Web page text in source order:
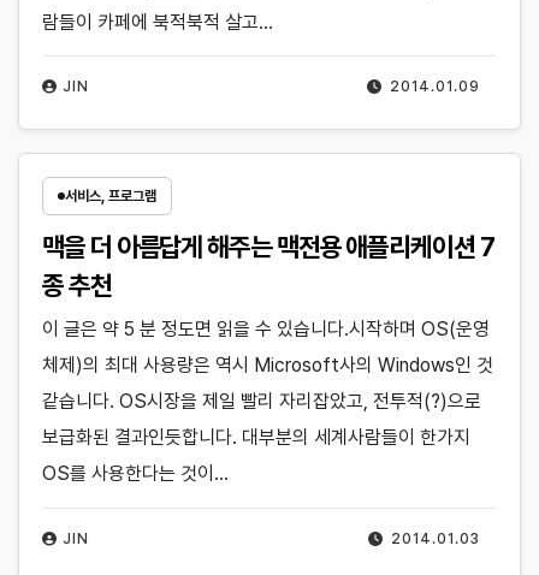
2014.01.09
JIN
람들이 카페에 북적북적 살고…
서비스, 프로그램
맥을 더 아름답게 해주는 맥전용 애플리케이션 7
종 추천
2014.01.03
JIN
이 글은 약 5 분 정도면 읽을 수 있습니다.시작하며 OS(운영
체제)의 최대 사용량은 역시 Microsoft사의 Windows인 것
같습니다. OS시장을 제일 빨리 자리잡았고, 전투적(?)으로
보급화된 결과인듯합니다. 대부분의 세계사람들이 한가지
OS를 사용한다는 것이…